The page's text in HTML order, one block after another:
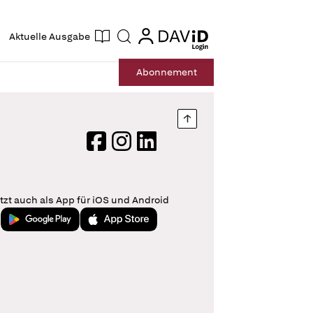
Aktuelle Ausgabe Suche login
login
Abonnement
Nach oben springen
FacebookInstagram
LinkedIn
auch als App für iOS und Android
Jetzt bei Google PlayLaden im App Store